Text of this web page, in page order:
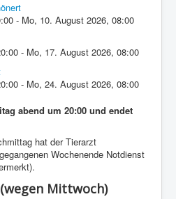
- Mo, 10. August 2026,08:00
- Mo, 17. August 2026,08:00
- Mo, 24. August 2026,08:00
abend um 20:00 und endet
hat der Tierarzt
Wochenende Notdienst
Mittwoch)